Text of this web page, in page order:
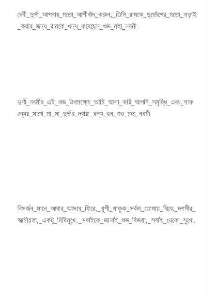
দেবী_দুর্গা_আপনার_মতো_আশীর্বাদ_করুন,_তিনি_রামকে_দুর্ভোগের_মতো_লড়াই
_করার_জন্য_রামকে_ধন্য_করেছেন_শুভ_মহা_নবমী
দুর্গা_নবমীর_এই_শুভ_উপলক্ষ্যে_আমি_আশা_করি_আপনি_সমৃদ্ধি_এবং_সাফ
ল্যের_সাথে_মা_মা_দুর্গার_দ্বারা_ধন্য_হন_শুভ_মহা_নবমী
বিসর্জন_মানে_আবার_আসবে_ফিরে,_খুশী_থাকুক_সর্বদা_তোমায়_ঘিরে._দশমীর_
আত্মীয়তা,_একটু_মিষ্টিমুখে.._সবাইকে_জানাই_শুভ_বিজয়া,_সবাই_থেকো_সুখে..